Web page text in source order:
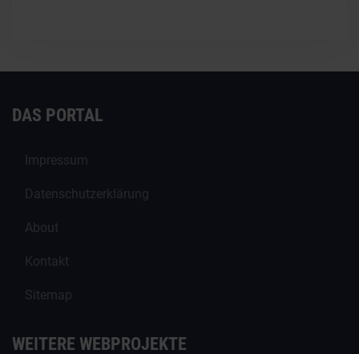
DAS PORTAL
Impressum
Datenschutzerklärung
About
Kontakt
Sitemap
WEITERE WEBPROJEKTE